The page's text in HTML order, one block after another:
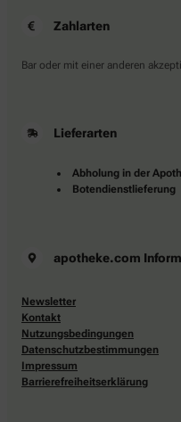
Zahlarten
Bar oder mit einer anderen
Lieferarten
Abholung in der
Botendienstlieferung
apotheke.com
Newsletter
Kontakt
Nutzungsbedingungen
Datenschutzbestimmungen
Impressum
Barrierefreiheitserklärung